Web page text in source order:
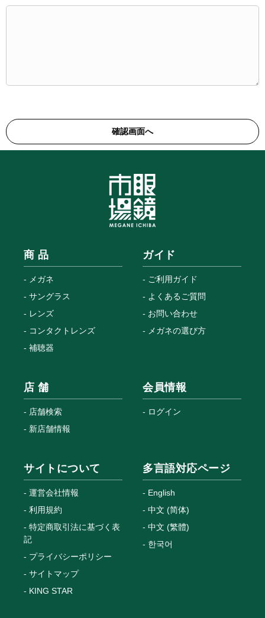
商 品
メガネ
サングラス
レンズ
コンタクトレンズ
補聴器
ガイド
ご利用ガイド
よくあるご質問
お問い合わせ
メガネの選び方
店 舗
店舗検索
新店舗情報
会員情報
ログイン
サイトについて
運営会社情報
利用規約
特定商取引法に基づく表
記
プライバシーポリシー
サイトマップ
KING STAR
多言語対応ページ
English
中文 (简体)
中文 (繁體)
한국어